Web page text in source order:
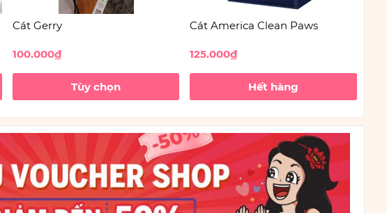
Cát Gerry
100.000₫
Tùy chọn
Cát America Clean Paws
125.000₫
Hết hàng